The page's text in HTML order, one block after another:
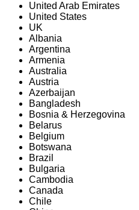
United Arab Emirates
United States
UK
Albania
Argentina
Armenia
Australia
Austria
Azerbaijan
Bangladesh
Bosnia & Herzegovina
Belarus
Belgium
Botswana
Brazil
Bulgaria
Cambodia
Canada
Chile